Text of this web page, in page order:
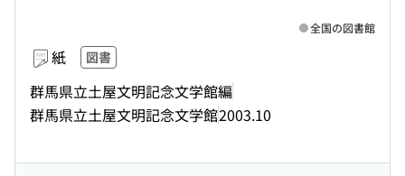
紙 図書
群馬県立土屋文明記念文学館編
群馬県立土屋文明記念文学館2003.10
全国の図書館